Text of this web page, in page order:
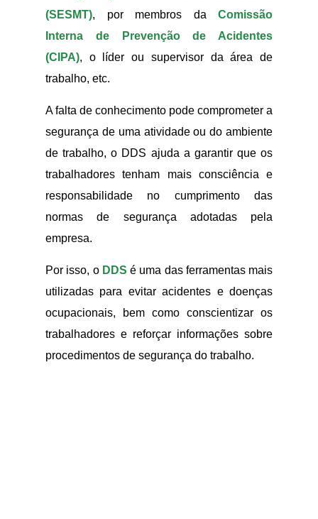
(SESMT), por membros da Comissão
Interna de Prevenção de Acidentes
(CIPA), o líder ou supervisor da área de
trabalho, etc.
A falta de conhecimento pode comprometer a
segurança de uma atividade ou do ambiente
de trabalho, o DDS ajuda a garantir que os
trabalhadores tenham mais consciência e
responsabilidade no cumprimento das
normas de segurança adotadas pela
empresa.
Por isso, o DDS é uma das ferramentas mais
utilizadas para evitar acidentes e doenças
ocupacionais, bem como conscientizar os
trabalhadores e reforçar informações sobre
procedimentos de segurança do trabalho.